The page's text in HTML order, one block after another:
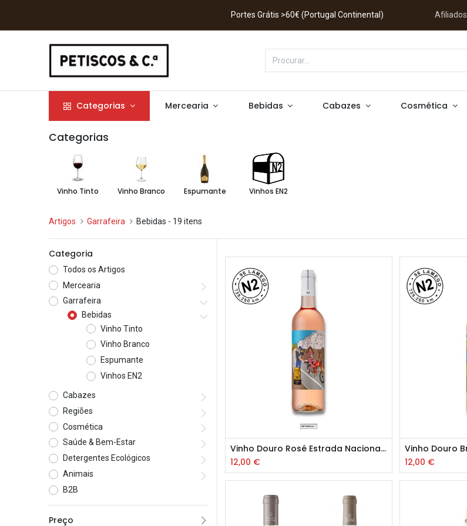
Portes Grátis >60€ (Portugal Continental) Afiliados
Categorias Mercearia Bebidas Cabazes Cosmética
Categorias
Vinho Tinto Vinho Branco Espumante Vinhos EN2
Artigos Garrafeira Bebidas - 19 itens
Categoria
Todos os Artigos
Mercearia
Garrafeira
Bebidas
Vinho Tinto
Vinho Branco
Espumante
Vinhos EN2
Cabazes
Regiões
Cosmética
Saúde & Bem-Estar
Detergentes Ecológicos
Animais
B2B
Preço
Vinho Douro Rosé Estrada Nacional 2
12,00 €
12,00 €